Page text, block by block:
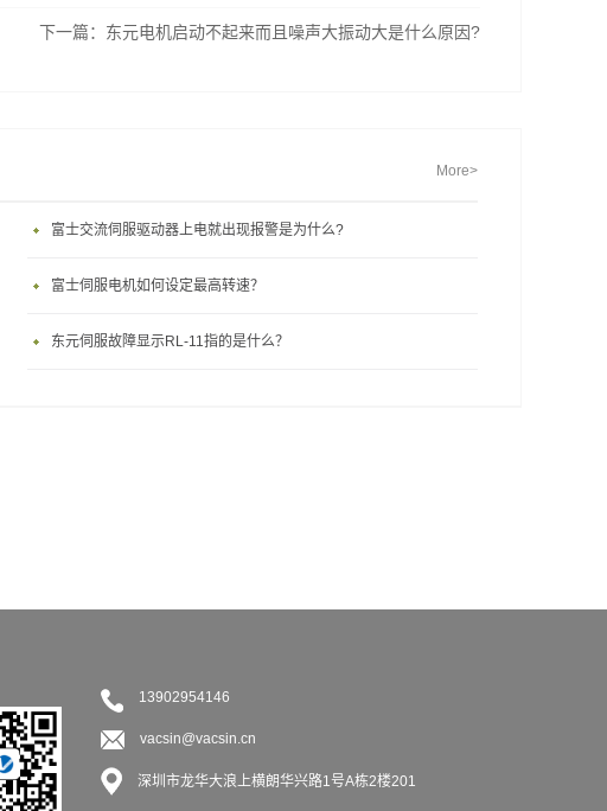
下一篇： 东元电机启动不起来而且噪声大振动大是什么原因?
More>
富士交流伺服驱动器上电就出现报警是为什么?
富士伺服电机如何设定最高转速？
东元伺服故障显示RL-11指的是什么？
13902954146
vacsin@vacsin.cn
深圳市龙华大浪上横朗华兴路1号A栋2楼201